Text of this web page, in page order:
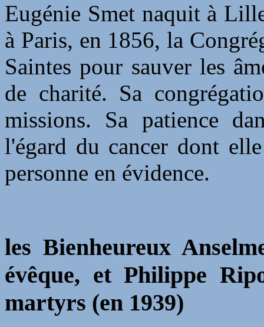
Eugénie Smet naquit à
à Paris, en 1856, la
Saintes pour sauver les
de charité. Sa
missions. Sa patience
l'égard du cancer dont
personne en évidence.
les Bienheureux
évêque, etPhilippe
martyrs (en 1939)